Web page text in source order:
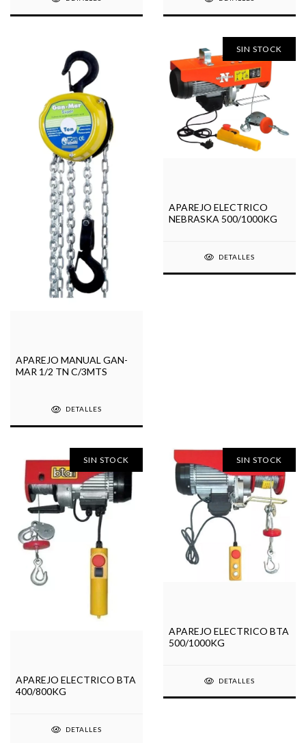
APAREJO MANUAL GAN-
MAR 1/2 TN C/3MTS
DETALLES
SIN STOCK
APAREJO ELECTRICO
NEBRASKA 500/1000KG
DETALLES
SIN STOCK
APAREJO ELECTRICO BTA
400/800KG
DETALLES
SIN STOCK
APAREJO ELECTRICO BTA
500/1000KG
DETALLES